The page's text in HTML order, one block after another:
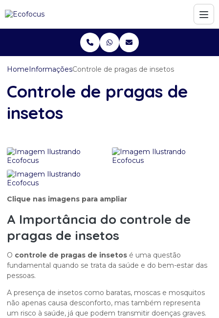
HomeInformaçõesControle de pragas de insetos
Controle de pragas de
insetos
Clique nas imagens para ampliar
A Importância do controle de
pragas de insetos
O controle de pragas de insetos é uma questão
fundamental quando se trata da saúde e do bem-estar das
pessoas.
A presença de insetos como baratas, moscas e mosquitos
não apenas causa desconforto, mas também representa
um risco à saúde, já que podem transmitir doenças graves.